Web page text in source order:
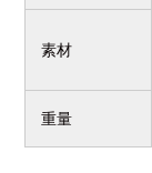
素材
重量